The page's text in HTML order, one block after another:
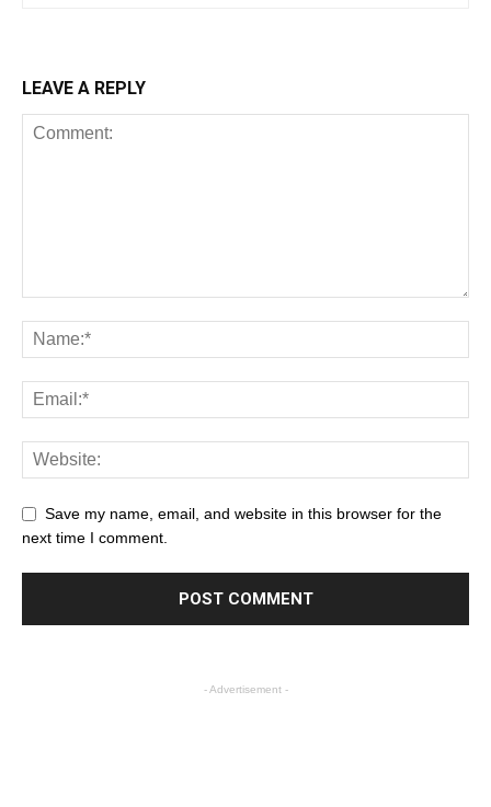
LEAVE A REPLY
Save my name, email, and website in this browser for the
next time I comment.
- Advertisement -